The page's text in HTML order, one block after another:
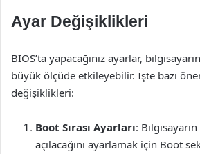
Ayar Değişiklikleri
BIOS’ta yapacağınız ayarlar,
büyük ölçüde etkileyebilir. İşte bazı
değişiklikleri:
Boot Sırası Ayarları:
açılacağını ayarlamak için Boot